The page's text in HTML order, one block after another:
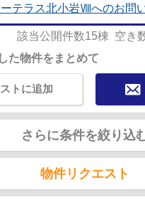
テラス北小岩Ⅷへのお問
該当公開件数15棟 空き
た物件をまとめて
トに追加
さらに条件を絞り込
物件リクエスト